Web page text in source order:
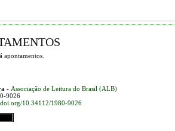
apontamentos.
- Associação de Leitura do Brasil (ALB)
9026
10.34112/1980-9026